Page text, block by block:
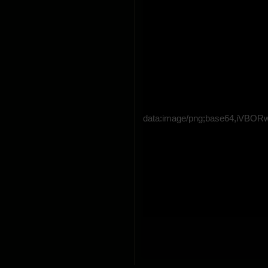
data:image/